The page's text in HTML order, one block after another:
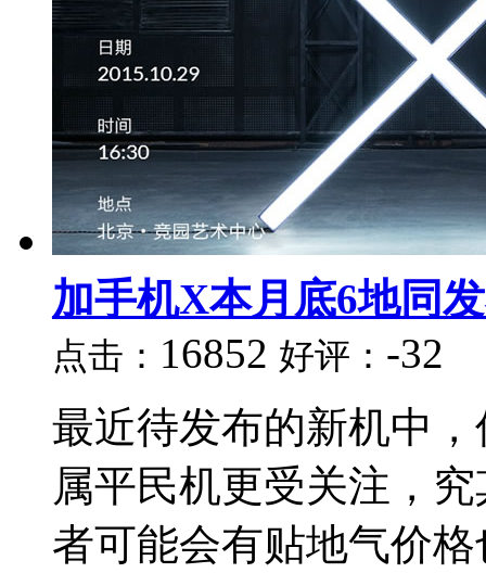
加手机X本月底6地同
点击： 16852 好评： -32
最近待发布的新机中
属平民机更受关注，
者可能会有贴地气价